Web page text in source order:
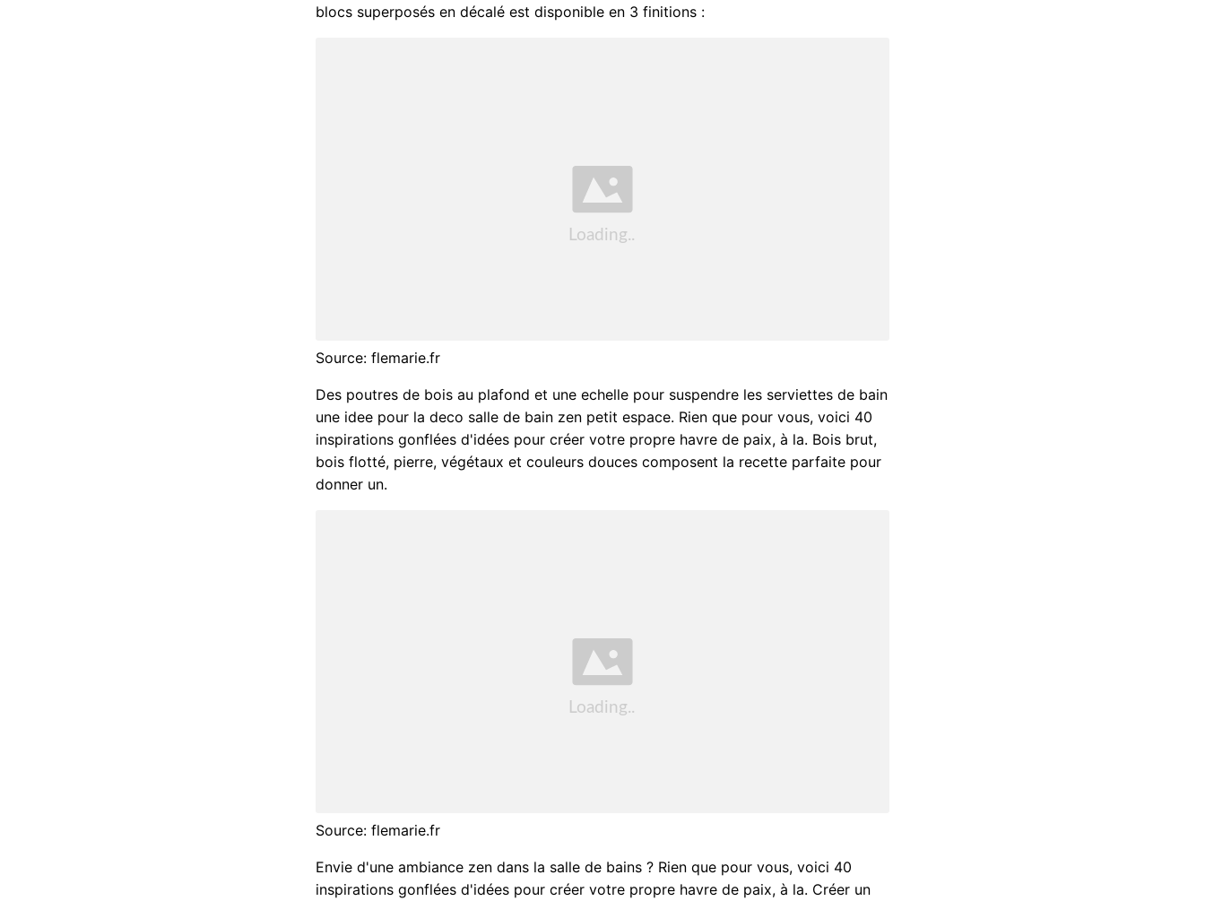
blocs superposés en décalé est disponible en 3 finitions :
Source: flemarie.fr
Des poutres de bois au plafond et une echelle pour suspendre les serviettes de bain
une idee pour la deco salle de bain zen petit espace. Rien que pour vous, voici 40
inspirations gonflées d'idées pour créer votre propre havre de paix, à la. Bois brut,
bois flotté, pierre, végétaux et couleurs douces composent la recette parfaite pour
donner un.
Source: flemarie.fr
Envie d'une ambiance zen dans la salle de bains ? Rien que pour vous, voici 40
inspirations gonflées d'idées pour créer votre propre havre de paix, à la. Créer un